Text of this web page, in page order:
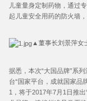
儿童量身定制药物，通过
起儿童安全用药的防火墙
▲董事长刘景萍女
据悉，本次“大国品牌”系
台“国家平台，成就国家品
1，将于2017年7月1日推